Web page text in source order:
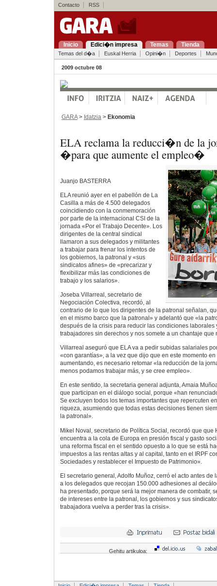
Contacto RSS
Inicio Edici�n impresa Temas Tienda
Temas del d�a Euskal Herria Opini�n Deportes
2009 octubre 08
GARA> Idatzia > Ekonomia
ELA reclama la reducci�n de la
�para que aumente el empleo�
Juanjo BASTERRA
ELA reunió ayer en el pabellón de La
Casilla a más de 4.500 delegados
coincidiendo con la conmemoración
por parte de la internacional CSI de la
jornada «Por el Trabajo Decente». Los
dirigentes de la central sindical
llamaron a sus delegados y militantes
a trabajar para frenar los intentos de
los gobiernos, la patronal y «sus
sindicatos afines» de «precarizar y
flexibilizar más las condiciones de
trabajo y los salarios».
Joseba Villarreal, secretario de
Negociación Colectiva, recordó, al
contrario de lo que los dirigentes de la patronal señalan,
en el mismo barco que la patronal» y adelantó que «la
después de la crisis para reducir las condiciones laborales
trabajadores sin derechos y nos somete a un chantaje que
Villarreal aseguró que ELA va a pedir subidas salariales
«con garantías», a la vez que dijo que en este momento
aumentando, es necesario retomar «la reducción de la
menos podamos trabajar más, y se cree empleo».
En este sentido, la secretaria general adjunta, Amaia
que participan en el diálogo social, porque «han
Se excluyen todos los temas importantes que repercuten
riqueza, asumiendo que todas estas decisiones tienen
la patronal».
Mikel Noval, secretario de Política Social, recordó que que
encuentra a la cola de Europa en presión fiscal y gasto
una reforma fiscal en el sentido opuesto a lo que se está
impuestos a las rentas altas y al capital, tanto en el IRPF
Sociedades y restablecer el Impuesto de Patrimonio».
El secretario general, Adolfo Muñoz, cerró el acto antes de
a los delegados que recojan 150.000 adhesiones al
ha presentado, porque será la mejor manera de combatir,
de intereses entre la patronal, los gobiernos y sus
trabajadora vuelva a perder tras la crisis».
Gehitu artikuloa: